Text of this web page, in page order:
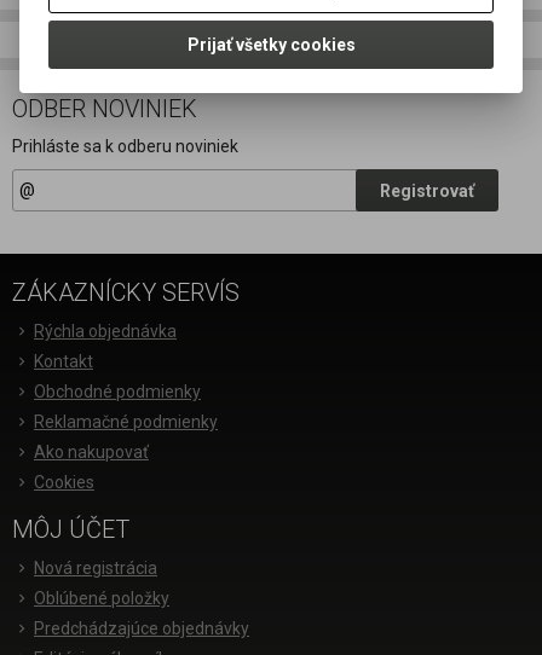
ODBER NOVINIEK
Prihláste sa k odberu noviniek
Registrovať
ZÁKAZNÍCKY SERVÍS
Rýchla objednávka
Kontakt
Obchodné podmienky
Reklamačné podmienky
Ako nakupovať
Cookies
MÔJ ÚČET
Nová registrácia
Oblúbené položky
Predchádzajúce objednávky
Prijať všetky cookies